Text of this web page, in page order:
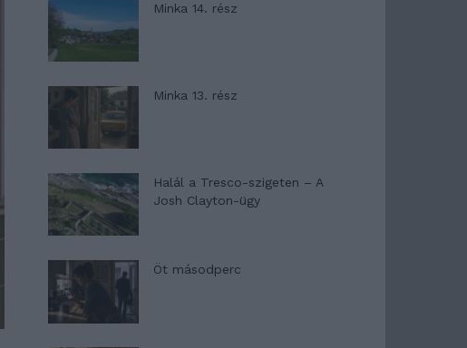
Minka 14. rész
Minka 13. rész
Halál a Tresco-szigeten – A
Josh Clayton-ügy
Öt másodperc